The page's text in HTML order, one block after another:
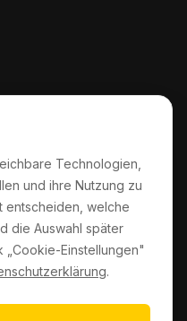
Technologien,
und ihre Nutzung zu
entscheiden, welche
die Auswahl später
Einstellungen"
.